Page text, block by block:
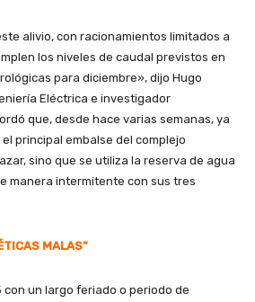
alivio, con racionamientos limitados a
los niveles de caudal previstos en
para diciembre», dijo Hugo
Eléctrica e investigador
que, desde hace varias semanas, ya
principal embalse del complejo
sino que se utiliza la reserva de agua
manera intermitente con sus tres
MALAS”
con un largo feriado o periodo de